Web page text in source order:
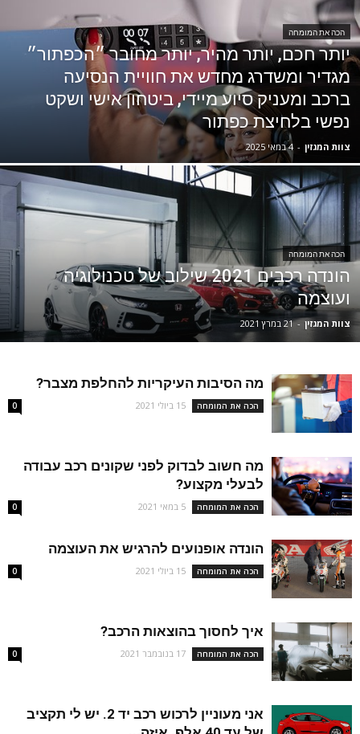
הכה את המומחה
יותר חכם, יותר מהיר, יותר מחובר ״הכפתור״
מגדיר ומשדרג מחדש את חוויית הנסיעה
ברכב ומעניק סיוע מיידי, ביטחון אישי ושקט
נפשי בלחיצת כפתור
צוות המגזין - 4 במאי 2025
הכה את המומחה
הונדה רכבים 2021 שילוב של טכנולוגיה
ועוצמה
צוות המגזין - 21 במרץ 2021
מה הסיבות העיקריות להחלפת מצבר?
הכה את המומחה 15 ביולי 2021 0
מה חשוב לבדוק לפני שקונים רכב עבודה
לבעלי מקצוע?
הכה את המומחה 5 במאי 2021 0
הונדה אופנועים להרגיש את העוצמה
הכה את המומחה 15 ביולי 2021 0
איך לחסוך בהוצאות הרכב?
הכה את המומחה 17 בנובמבר 2021 0
אני מעוניין לרכוש רכב יד 2. יש לי תקציב